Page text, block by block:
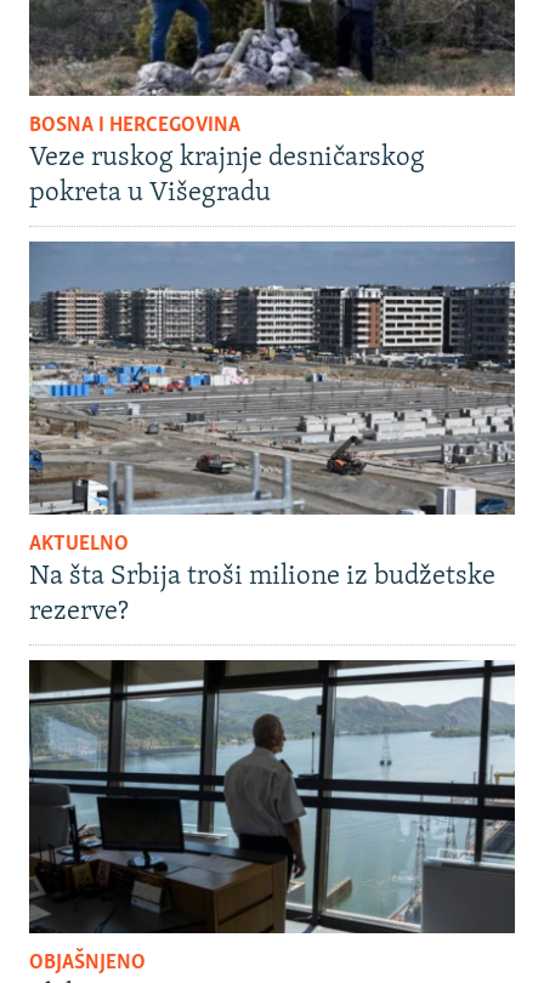
BOSNA I HERCEGOVINA
Veze ruskog krajnje desničarskog
pokreta u Višegradu
AKTUELNO
Na šta Srbija troši milione iz budžetske
rezerve?
OBJAŠNJENO